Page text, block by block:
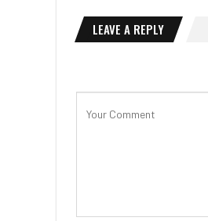
LEAVE A REPLY